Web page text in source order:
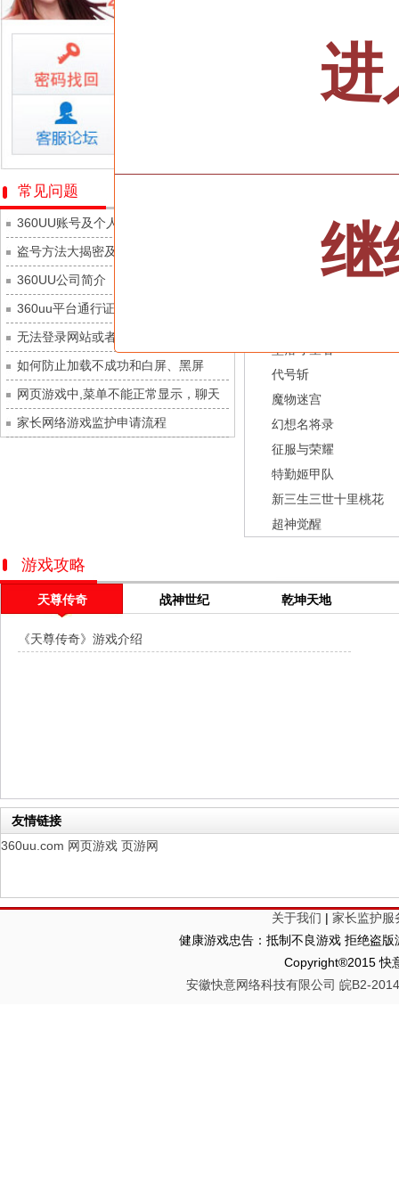
神兵奇迹
每日新服
微乐捕鱼千炮版每日新服
帕瓦勇者传说
群英风华录
每日新服
小小仙王
少年名将
每日新服
寻龙英雄
每日新服
今日 10:00点
魔物迷宫
城防三国志
每日新服
九梦仙域
每日新服
豌豆大作战
每日新服
灵魂序章
每日新服
冒险守护
每日新服
绝地苍穹
每日新服
今日 10:00点
代号斩
每日新服
今日 10:00点
异星战舰
每日新服
今日 10:00点
天空的魔幻城
斩魔问道
每日新服
今日 10:00点
灵魂契约
每日新服
今日 10:00点
山海经异兽录 每日新服
常见问题
360UU账号及个人资料游戏数据安全
盗号方法大揭密及防范措施？
360UU公司简介
360uu平台通行证用户服务协议和相关
的条款和条件
无法登录网站或者看不到游戏列表的解
决方法
如何防止加载不成功和白屏、黑屏
网页游戏中,菜单不能正常显示，聊天
及其它功能不能正常使用的解决办法
家长网络游戏监护申请流程
仙侠
ABC DEF
天尊传奇
忍术大作战-山海封神
黎明召唤
龙之战歌
坠落守望者
代号斩
魔物迷宫
幻想名将录
征服与荣耀
特勤姬甲队
新三生三世十里桃花
超神觉醒
游戏攻略
天尊传奇 战神世纪 乾坤天地
《天尊传奇》游戏介绍
友情链接
360uu.com 网页游戏 页游网
关于我们 | 家长监护服
健康游戏忠告：抵制不良游戏 拒绝盗
Copyright®2015 快
安徽快意网络科技有限公司 皖B2-
进
继